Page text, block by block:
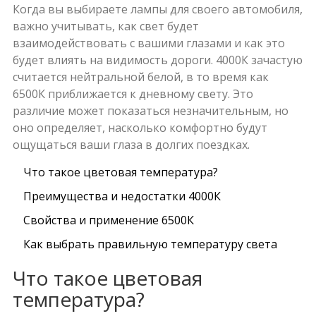
Когда вы выбираете лампы для своего автомобиля,
важно учитывать, как свет будет
взаимодействовать с вашими глазами и как это
будет влиять на видимость дороги. 4000К зачастую
считается нейтральной белой, в то время как
6500К приближается к дневному свету. Это
различие может показаться незначительным, но
оно определяет, насколько комфортно будут
ощущаться ваши глаза в долгих поездках.
Что такое цветовая температура?
Преимущества и недостатки 4000К
Свойства и применение 6500К
Как выбрать правильную температуру света
Что такое цветовая
температура?